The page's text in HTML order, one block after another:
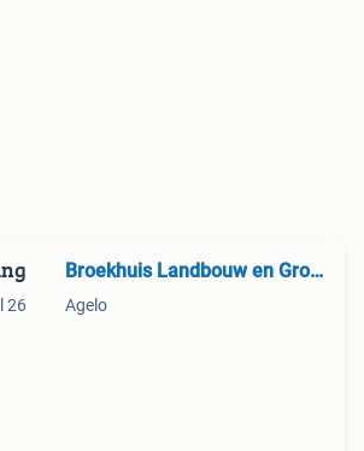
26
Broekhuis Landbouw en Groen
Agelo